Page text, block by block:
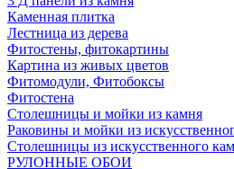
Каменная плитка
Лестница из дерева
Фитостены, фитокартины
Картина из живых цветов
Фитомодули, Фитобоксы
Фитостена
Столешницы и мойки из камня
Раковины и мойки из
Столешницы из искусственного
РУЛОННЫЕ ОБОИ